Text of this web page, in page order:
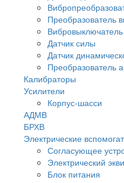
Преобразователь
Вибровыключатель
Датчик силы
Датчик
Преобразователь
Калибраторы
Усилители
Корпус-шасси
АДМВ
БРХВ
Электрические
Согласующее
Электрический
Блок питания